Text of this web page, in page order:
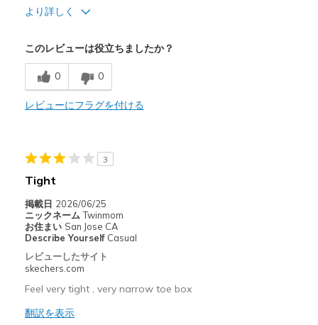
より詳しく
Comfortable
View On Shoes
I'm Into Shoes
このレビューは役立ちましたか？
0 0
レビューにフラグを付ける
3
Tight
掲載日 2026/06/25
ニックネーム Twinmom
お住まい San Jose CA
Describe Yourself Casual
レビューしたサイト
skechers.com
Feel very tight , very narrow toe box
翻訳を表示